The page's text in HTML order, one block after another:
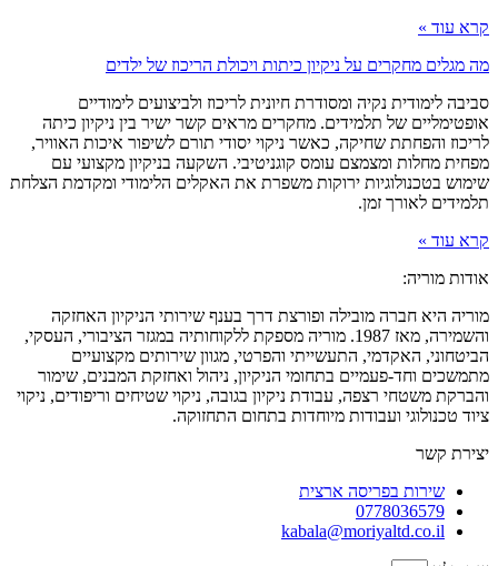
קרא עוד »
מה מגלים מחקרים על ניקיון כיתות ויכולת הריכוז של ילדים
סביבה לימודית נקיה ומסודרת חיונית לריכוז ולביצועים לימודיים
אופטימליים של תלמידים. מחקרים מראים קשר ישיר בין ניקיון כיתה
לריכוז והפחתת שחיקה, כאשר ניקוי יסודי תורם לשיפור איכות האוויר,
מפחית מחלות ומצמצם עומס קוגניטיבי. השקעה בניקיון מקצועי עם
שימוש בטכנולוגיות ירוקות משפרת את האקלים הלימודי ומקדמת הצלחת
תלמידים לאורך זמן.
קרא עוד »
אודות מוריה:
מוריה היא חברה מובילה ופורצת דרך בענף שירותי הניקיון האחזקה
והשמירה, מאז 1987. מוריה מספקת ללקוחותיה במגזר הציבורי, העסקי,
הביטחוני, האקדמי, התעשייתי והפרטי, מגוון שירותים מקצועיים
מתמשכים וחד-פעמיים בתחומי הניקיון, ניהול ואחזקת המבנים, שימור
והברקת משטחי רצפה, עבודת ניקיון בגובה, ניקוי שטיחים וריפודים, ניקוי
ציוד טכנולוגי ועבודות מיוחדות בתחום התחזוקה.
יצירת קשר
שירות בפריסה ארצית
0778036579
kabala@moriyaltd.co.il